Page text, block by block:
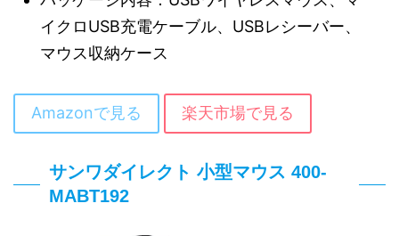
イクロUSB充電ケーブル、USBレシーバー、
マウス収納ケース
Amazonで見る 楽天市場で見る
サンワダイレクト 小型マウス 400-
MABT192